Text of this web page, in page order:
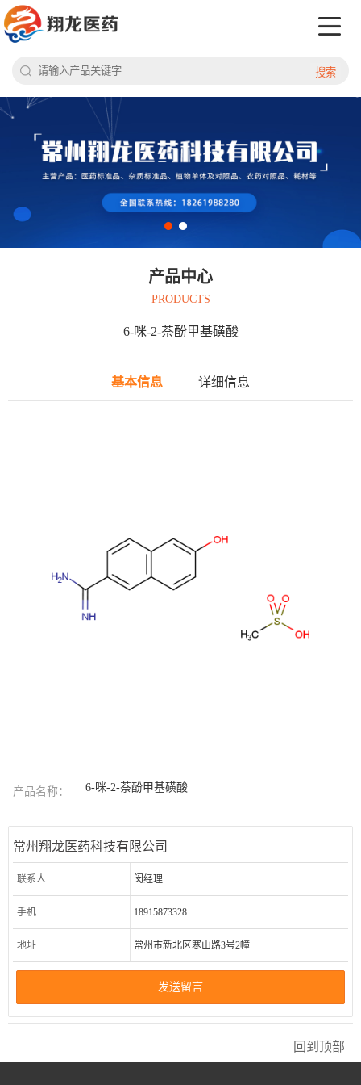
搜索
产品中心
PRODUCTS
6-咪-2-萘酚甲基磺酸
基本信息 详细信息
产品名称： 6-咪-2-萘酚甲基磺酸
常州翔龙医药科技有限公司
联系人 闵经理
手机 18915873328
地址 常州市新北区寒山路3号2幢
发送留言
回到顶部